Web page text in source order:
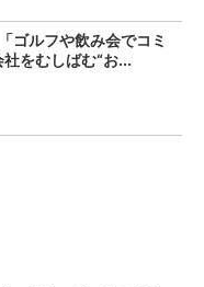
ゴルフや飲み会でコミ
をむしばむ“お...